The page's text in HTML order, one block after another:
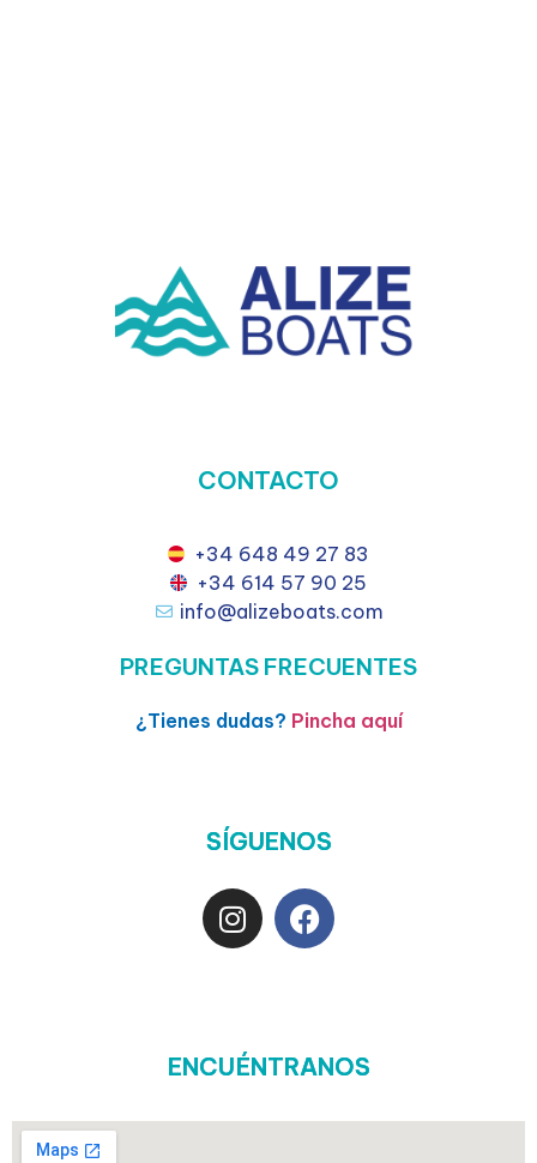
CONTACTO
+34 648 49 27 83
+34 614 57 90 25
info@alizeboats.com
PREGUNTAS FRECUENTES
¿Tienes dudas? Pincha aquí
SÍGUENOS
ENCUÉNTRANOS